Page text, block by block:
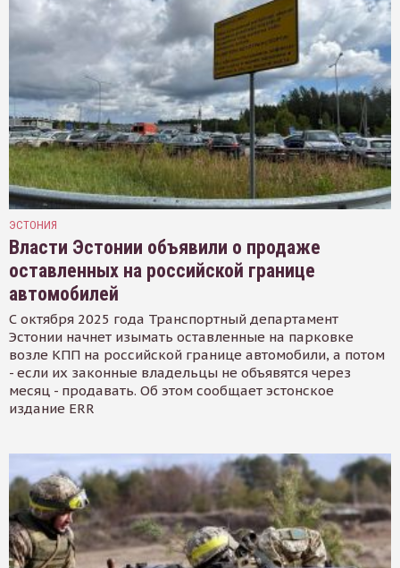
ЭСТОНИЯ
Власти Эстонии объявили о продаже
оставленных на российской границе
автомобилей
С октября 2025 года Транспортный департамент
Эстонии начнет изымать оставленные на парковке
возле КПП на российской границе автомобили, а потом
- если их законные владельцы не объявятся через
месяц - продавать. Об этом сообщает эстонское
издание ERR